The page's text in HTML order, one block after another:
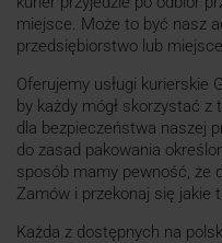
miejsce. Może to być nasz
przedsiębiorstwo lub
Oferujemy usługi kurierskie
by każdy mógł skorzystać z
dla bezpieczeństwa naszej
do zasad pakowania
sposób mamy pewność, że
Zamów i przekonaj się jakie
Każda z dostępnych na